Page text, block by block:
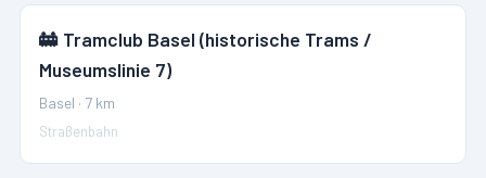
🚋 Tramclub Basel (historische Trams /
Museumslinie 7)
Basel · 7 km
Straßenbahn